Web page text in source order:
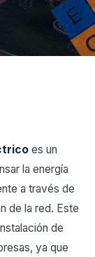
es un
la energía
a través de
de la red. Este
de
ya que